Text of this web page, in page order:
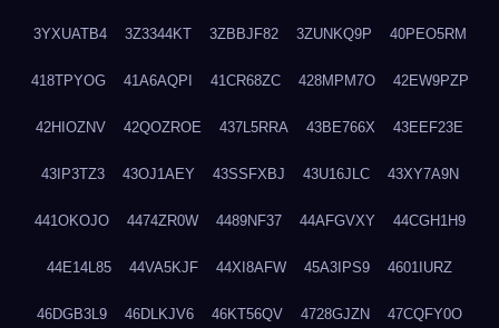
3YXUATB4 3Z3344KT 3ZBBJF82 3ZUNKQ9P 40PEO5RM
418TPYOG 41A6AQPI 41CR68ZC 428MPM7O 42EW9PZP
42HIOZNV 42QOZROE 437L5RRA 43BE766X 43EEF23E
43IP3TZ3 43OJ1AEY 43SSFXBJ 43U16JLC 43XY7A9N
441OKOJO 4474ZR0W 4489NF37 44AFGVXY 44CGH1H9
44E14L85 44VA5KJF 44XI8AFW 45A3IPS9 4601IURZ
46DGB3L9 46DLKJV6 46KT56QV 4728GJZN 47CQFY0O